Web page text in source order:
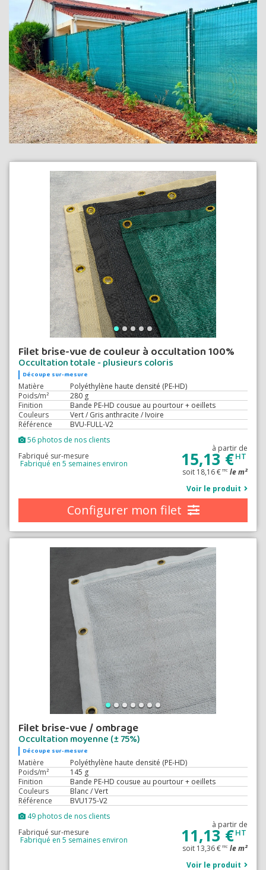
Filet brise-vue de couleur à occultation 100%
Occultation totale - plusieurs coloris
Découpe sur-mesure
Matière
Polyéthylène haute densité (PE-HD)
Poids/m²
280 g
Finition
Bande PE-HD cousue au pourtour + oeillets
Couleurs
Vert / Gris anthracite / Ivoire
Référence
BVU-FULL-V2
56 photos de nos clients
à partir de
15,13 €HT
soit 18,16 € TTC le m²
Fabriqué sur-mesure
Fabriqué en 5 semaines environ
Voir le produit
Configurer mon filet
Filet brise-vue / ombrage
Occultation moyenne (± 75%)
Découpe sur-mesure
Matière
Polyéthylène haute densité (PE-HD)
Poids/m²
145 g
Finition
Bande PE-HD cousue au pourtour + oeillets
Couleurs
Blanc / Vert
Référence
BVU175-V2
49 photos de nos clients
à partir de
11,13 €HT
soit 13,36 € TTC le m²
Fabriqué sur-mesure
Fabriqué en 5 semaines environ
Voir le produit